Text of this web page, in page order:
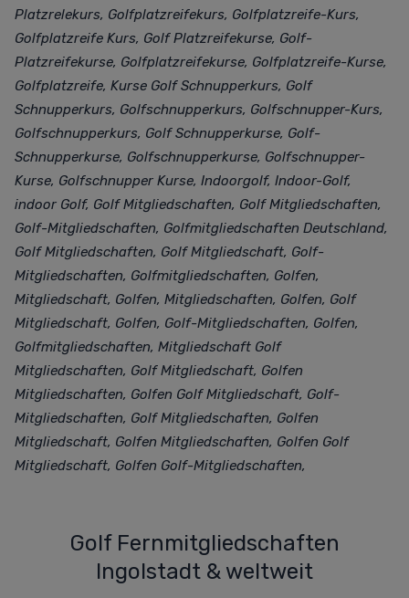
Platzrelekurs, Golfplatzreifekurs, Golfplatzreife-Kurs,
Golfplatzreife Kurs, Golf Platzreifekurse, Golf-
Platzreifekurse, Golfplatzreifekurse, Golfplatzreife-Kurse,
Golfplatzreife, Kurse Golf Schnupperkurs, Golf
Schnupperkurs, Golfschnupperkurs, Golfschnupper-Kurs,
Golfschnupperkurs, Golf Schnupperkurse, Golf-
Schnupperkurse, Golfschnupperkurse, Golfschnupper-
Kurse, Golfschnupper Kurse, Indoorgolf, Indoor-Golf,
indoor Golf, Golf Mitgliedschaften, Golf Mitgliedschaften,
Golf-Mitgliedschaften, Golfmitgliedschaften Deutschland,
Golf Mitgliedschaften, Golf Mitgliedschaft, Golf-
Mitgliedschaften, Golfmitgliedschaften, Golfen,
Mitgliedschaft, Golfen, Mitgliedschaften, Golfen, Golf
Mitgliedschaft, Golfen, Golf-Mitgliedschaften, Golfen,
Golfmitgliedschaften, Mitgliedschaft Golf
Mitgliedschaften, Golf Mitgliedschaft, Golfen
Mitgliedschaften, Golfen Golf Mitgliedschaft, Golf-
Mitgliedschaften, Golf Mitgliedschaften, Golfen
Mitgliedschaft, Golfen Mitgliedschaften, Golfen Golf
Mitgliedschaft, Golfen Golf-Mitgliedschaften,
Golf Fernmitgliedschaften
Ingolstadt & weltweit